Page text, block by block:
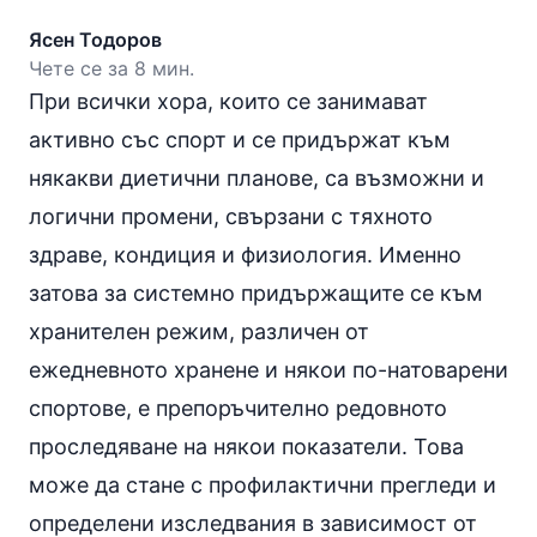
Ясен Тодоров
Чете се за 8 мин.
При всички хора, които се занимават
активно със спорт и се придържат към
някакви диетични планове, са възможни и
логични промени, свързани с тяхното
здраве, кондиция и физиология. Именно
затова за системно придържащите се към
хранителен режим, различен от
ежедневното хранене и някои по-натоварени
спортове, е препоръчително редовното
проследяване на някои показатели. Това
може да стане с профилактични прегледи и
определени изследвания в зависимост от